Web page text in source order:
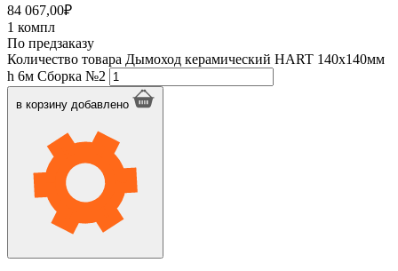
84 067,00₽
1 компл
По предзаказу
Количество товара Дымоход керамический HART 140х140мм
h 6м Сборка №2
в корзину добавлено